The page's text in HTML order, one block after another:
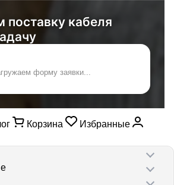
поставку кабеля
форму заявки...
Корзина
Избранные